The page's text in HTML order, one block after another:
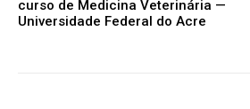
curso de Medicina Veterinária —
Universidade Federal do Acre